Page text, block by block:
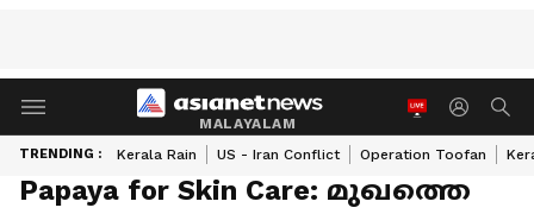
MALAYALAM
TRENDING : Kerala Rain US - Iran Conflict Operation Toofan
Papaya for Skin Care: മുഖത്തെ